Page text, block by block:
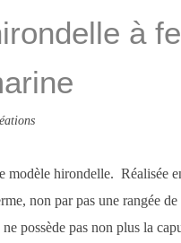
à
modèle hirondelle. Réalisée
non par pas une rangée
possède pas non plus la